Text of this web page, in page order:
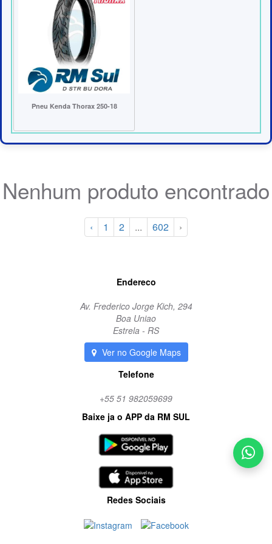
Pneu Kenda Thorax 250-18
Nenhum produto encontrado
‹ 1 2 ... 602 ›
Endereco
Av. Frederico Jorge Kich, 294
Boa Uniao
Estrela - RS
Ver no Google Maps
Telefone
+55 51 982059699
Baixe ja o APP da RM SUL
Redes Sociais